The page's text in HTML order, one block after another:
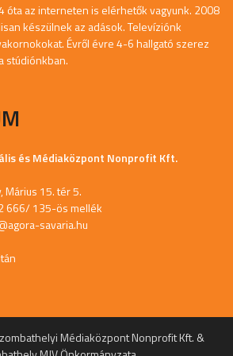
óta az interneten is elérhetők vagyunk. 2008
készülnek az adások. Televíziónk
Évről évre 4-6 hallgató szerez
stúdiónkban.
és Médiaközpont Nonprofit Kft.
Márius 15. tér 5.
666/ 135-ös mellék
savaria.hu
Médiaközpont Nonprofit Kft. &